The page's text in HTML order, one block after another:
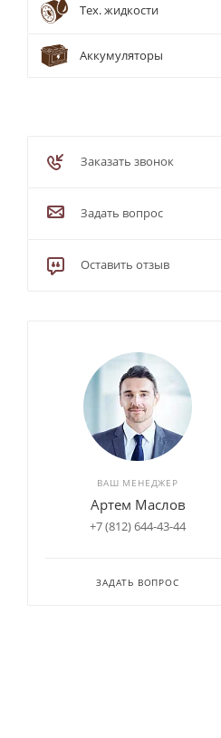
Тех. жидкости
Аккумуляторы
Заказать звонок
Задать вопрос
Оставить отзыв
ВАШ МЕНЕДЖЕР
Артем Маслов
+7 (812) 644-43-44
ЗАДАТЬ ВОПРОС